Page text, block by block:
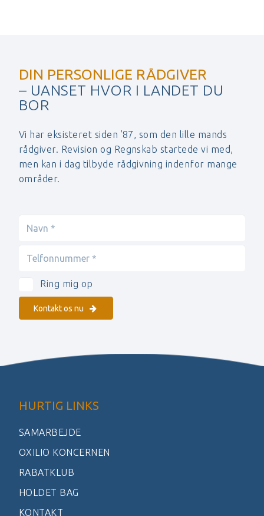
DIN PERSONLIGE RÅDGIVER
– UANSET HVOR I LANDET DU
BOR
Vi har eksisteret siden ’87, som den lille mands
rådgiver. Revision og Regnskab startede vi med,
men kan i dag tilbyde rådgivning indenfor mange
områder.
Ring mig op
Kontakt os nu
HURTIG LINKS
SAMARBEJDE
OXILIO KONCERNEN
RABATKLUB
HOLDET BAG
KONTAKT